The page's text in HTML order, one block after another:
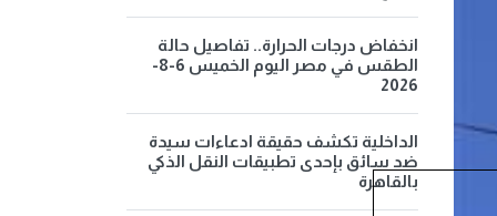
انخفاض درجات الحرارة.. تفاصيل حالة
الطقس في مصر اليوم الخميس 6-8-
2026
الداخلية تكشف حقيقة ادعاءات سيدة
ضد سائق بإحدى تطبيقات النقل الذكي
بالقاهرة